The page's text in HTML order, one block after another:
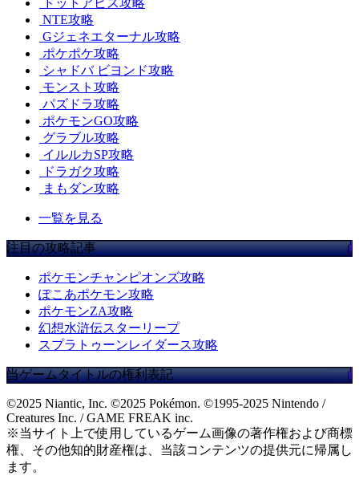
NTE攻略
Gジェネエターナル攻略
ポケポケ攻略
シャドバ ビヨンド攻略
モンスト攻略
パズドラ攻略
ポケモンGO攻略
グラブル攻略
イルルカSP攻略
ドラガク攻略
まもダン攻略
一覧を見る
注目の攻略記事
ポケモンチャンピオンズ攻略
ぽこあポケモン攻略
ポケモンZA攻略
幻想水滸伝スターリープ
スプラトゥーンレイダース攻略
当ゲームタイトルの権利表記
©2025 Niantic, Inc. ©2025 Pokémon. ©1995-2025 Nintendo /
Creatures Inc. / GAME FREAK inc.
※当サイト上で使用しているゲーム画像の著作権および商標
権、その他知的財産権は、当該コンテンツの提供元に帰属し
ます。